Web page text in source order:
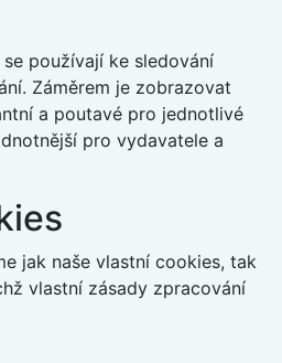
používají ke sledování
Záměrem je zobrazovat
a poutavé pro jednotlivé
pro vydavatele a
jak naše vlastní cookies, tak
vlastní zásady zpracování